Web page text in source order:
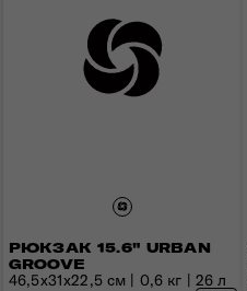
РЮКЗАК 15.6" URBAN
GROOVE
46,5x31x22,5 см | 0,6 кг | 26 л